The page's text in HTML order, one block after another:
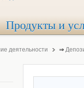
Продукты и
деятельности ⇒